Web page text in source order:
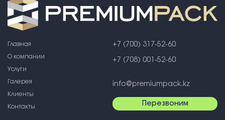
Главная
О компании
Услуги
Галерея
Клиенты
Контакты
+7 (700) 317-52-60
+7 (708) 001-52-60
info@premiumpack.kz
Перезвоним